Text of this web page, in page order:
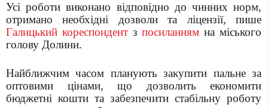
Усі роботи виконано відповідно до чинних норм,
отримано необхідні дозволи та ліцензії, пише
Галицький кореспондентзпосиланням на міського
голову Долини.
Найближчим часом планують закупити пальне за
оптовими цінами, що дозволить економити
бюджетні кошти та забезпечити стабільну роботу